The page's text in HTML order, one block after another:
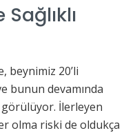
beynimiz 20’li
bunun devamında
İlerleyen
olma riski de oldukça